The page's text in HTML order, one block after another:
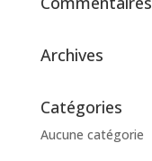
Archives
Catégories
Aucune catégorie